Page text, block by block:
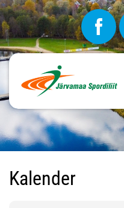
Kalender